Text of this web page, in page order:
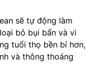
sẽ tự động làm
bỏ bụi bẩn và vi
tuổi thọ bền bỉ hơn,
và thông thoáng